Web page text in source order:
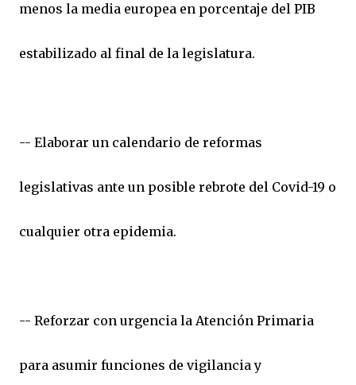
menos la media europea en porcentaje del PIB
estabilizado al final de la legislatura.
-- Elaborar un calendario de reformas
legislativas ante un posible rebrote del Covid-19 o
cualquier otra epidemia.
-- Reforzar con urgencia la Atención Primaria
para asumir funciones de vigilancia y